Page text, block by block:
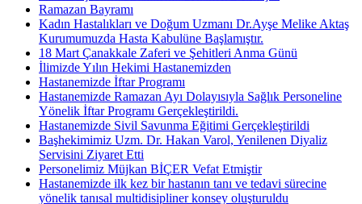
Ramazan Bayramı
Kadın Hastalıkları ve Doğum Uzmanı Dr.Ayşe Melike Aktaş
Kurumumuzda Hasta Kabulüne Başlamıştır.
18 Mart Çanakkale Zaferi ve Şehitleri Anma Günü
İlimizde Yılın Hekimi Hastanemizden
Hastanemizde İftar Programı
Hastanemizde Ramazan Ayı Dolayısıyla Sağlık Personeline
Yönelik İftar Programı Gerçekleştirildi.
Hastanemizde Sivil Savunma Eğitimi Gerçekleştirildi
Başhekimimiz Uzm. Dr. Hakan Varol, Yenilenen Diyaliz
Servisini Ziyaret Etti
Personelimiz Müjkan BİÇER Vefat Etmiştir
Hastanemizde ilk kez bir hastanın tanı ve tedavi sürecine
yönelik tanısal multidisipliner konsey oluşturuldu